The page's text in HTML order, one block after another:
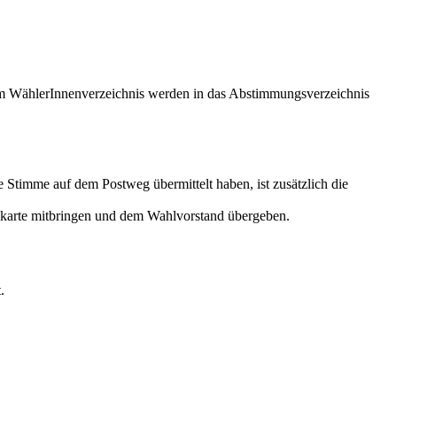
werden in das Abstimmungsverzeichnis
auf dem Postweg übermittelt haben, ist zusätzlich die
mitbringen und dem Wahlvorstand übergeben.